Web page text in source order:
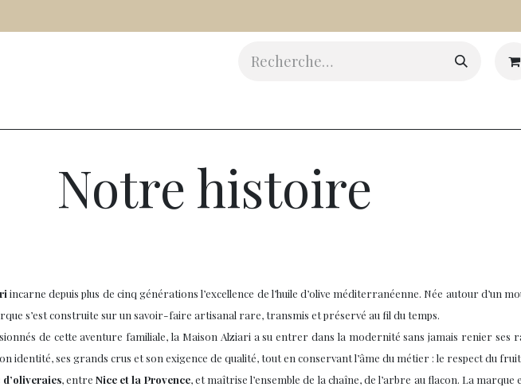
Notre histoire
incarne depuis plus de cinq générations l’excellence de l’huile d’olive méditerranéenne. Née autour d’un
s’est construite sur un savoir-faire artisanal rare, transmis et préservé au fil du temps.
de cette aventure familiale, la Maison Alziari a su entrer dans la modernité sans jamais renier ses
identité, ses grands crus et son exigence de qualité, tout en conservant l’âme du métier : le respect du
, entre Nice et la Provence, et maîtrise l’ensemble de la chaîne, de l’arbre au flacon. La